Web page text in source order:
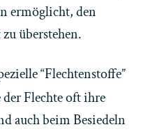
ermöglicht, den
überstehen.
“Flechtenstoffe”
der Flechte oft ihre
auch beim Besiedeln